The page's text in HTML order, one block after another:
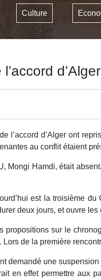
Culture
l’accord d’Alger ont
au conflit étaient
Mongi Hamdi, était
est la troisième
deux jours, et ouvre
propositions sur le
de la première
demandé une
en effet permettre aux